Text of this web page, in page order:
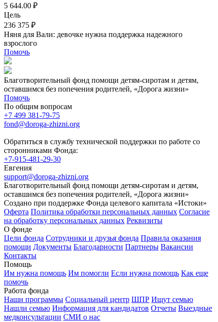
5 644.00 ₽
Цель
236 375 ₽
Няня для Вали: девочке нужна поддержка надежного
взрослого
Помочь
Благотворительный фонд помощи детям-сиротам и детям,
оставшимся без попечения родителей, «Дорога жизни»
Помочь
По общим вопросам
+7 499 381-79-75
fond@doroga-zhizni.org
Обратиться в службу технической поддержки по работе со
сторонниками Фонда:
+7-915-481-29-30
Евгения
support@doroga-zhizni.org
Благотворительный фонд помощи детям-сиротам и детям,
оставшимся без попечения родителей, «Дорога жизни»
Создано при поддержке Фонда целевого капитала «Истоки»
Оферта Политика обработки персональных данных Согласие
на обработку персональных данных Реквизиты
О фонде
Цели фонда Сотрудники и друзья фонда Правила оказания
помощи Документы Благодарности Партнеры Вакансии
Контакты
Помощь
Им нужна помощь Им помогли Если нужна помощь Как еще
помочь
Работа фонда
Наши программы Социальный центр ШПР Ищут семью
Нашли семью Информация для кандидатов Отчеты Выездные
медконсультации СМИ о нас